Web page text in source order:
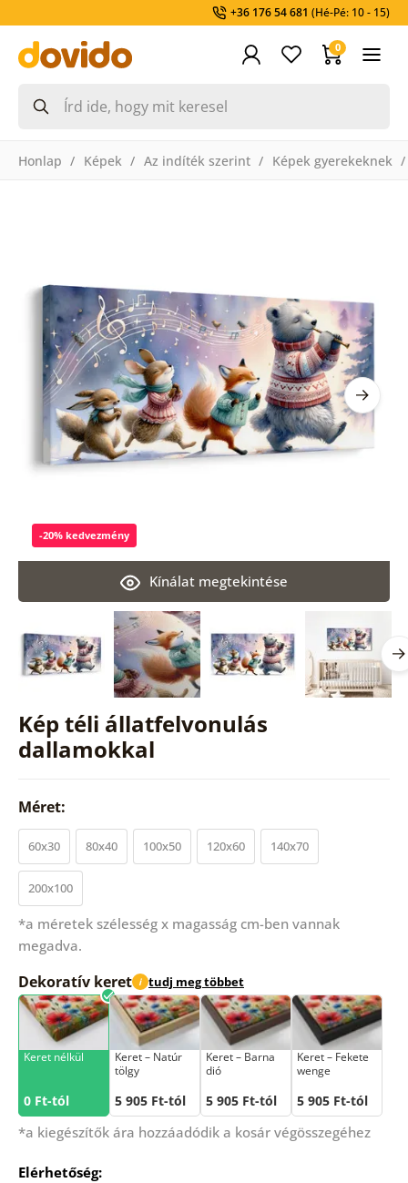
+36 176 54 681 (Hé-Pé: 10 - 15)
0
Honlap Képek Az indíték szerint Képek gyerekeknek
Kép téli állatfelvonulás
dallamokkal
Kínálat megtekintése
-20% kedvezmény
Méret:
60x30 80x40 100x50 120x60 140x70
200x100
*a méretek szélesség x magasság cm-ben vannak
megadva.
Dekoratív keret i tudj meg többet
Keret nélkül
0 Ft-tól
Keret – Natúr
tölgy
5 905 Ft-tól
Keret – Barna
dió
5 905 Ft-tól
Keret – Fekete
wenge
5 905 Ft-tól
*a kiegészítők ára hozzáadódik a kosár végösszegéhez
Elérhetőség: